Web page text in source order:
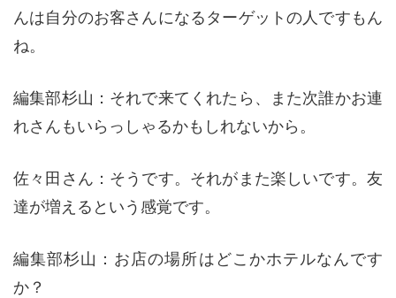
んは自分のお客さんになるターゲットの人ですもん
ね。
編集部杉山：それで来てくれたら、また次誰かお連
れさんもいらっしゃるかもしれないから。
佐々田さん：そうです。それがまた楽しいです。友
達が増えるという感覚です。
編集部杉山：お店の場所はどこかホテルなんです
か？